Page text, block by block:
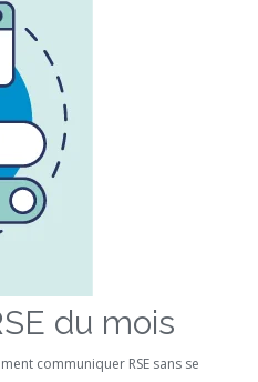
du mois
communiquer RSE sans se